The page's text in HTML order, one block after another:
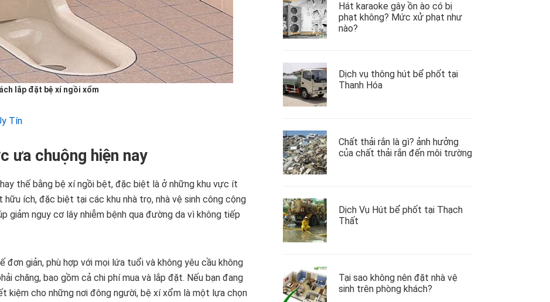
lắp đặt bệ xí ngồi xổm
Tín
ưa chuộng hiện nay
thế bằng bệ xí ngồi bệt, đặc biệt là ở những khu vực ít
hữu ích, đặc biệt tại các khu nhà trọ, nhà vệ sinh công cộng
giảm nguy cơ lây nhiễm bệnh qua đường da vì không tiếp
giản, phù hợp với mọi lứa tuổi và không yêu cầu không
chăng, bao gồm cả chi phí mua và lắp đặt. Nếu bạn đang
kiệm cho những nơi đông người, bệ xí xổm là một lựa chọn
Hát karaoke gây ồn ào có bị
phạt không? Mức xử phạt như
nào?
Dịch vụ thông hút bể phốt tại
Thanh Hóa
Chất thải rắn là gì? ảnh hưởng
của chất thải rắn đến môi trường
Dịch Vụ Hút bể phốt tại Thạch
Thất
Tại sao không nên đặt nhà vệ
sinh trên phòng khách?